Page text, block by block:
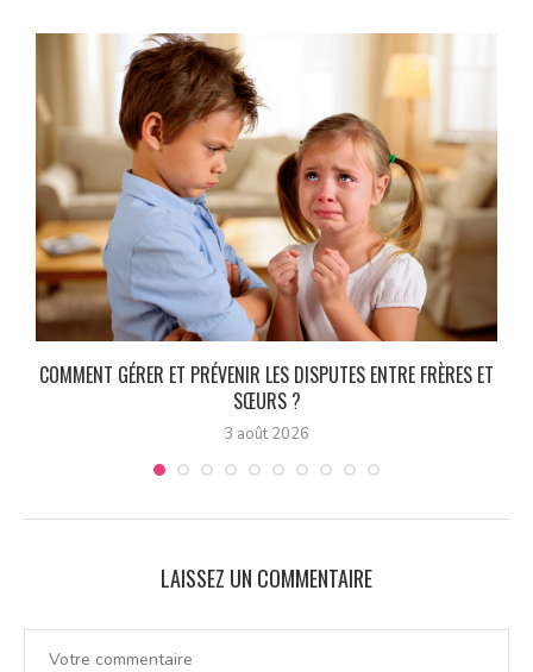
COMMENT GÉRER ET PRÉVENIR LES DISPUTES ENTRE FRÈRES ET
SŒURS ?
3 août 2026
LAISSEZ UN COMMENTAIRE